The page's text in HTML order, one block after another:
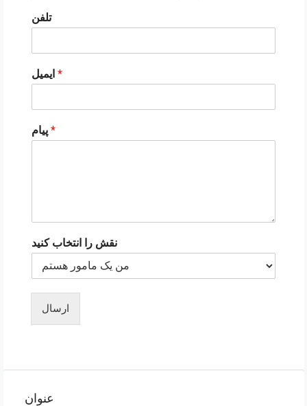
تلفن
*
*
نقش را انتخاب کنید
ارسال
عنوان